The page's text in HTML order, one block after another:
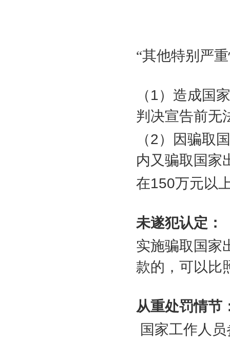
“其他特别严
（1）造成国
判决宣告前无
（2）因骗取
内又骗取国家
在150万元以
未遂犯认定：
实施骗取国家
款的，可以比
从重处罚情节
国家工作人